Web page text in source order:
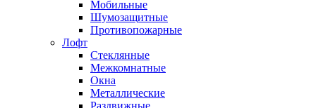
Мобильные
Шумозащитные
Противопожарные
Лофт
Стеклянные
Межкомнатные
Окна
Металлические
Раздвижные